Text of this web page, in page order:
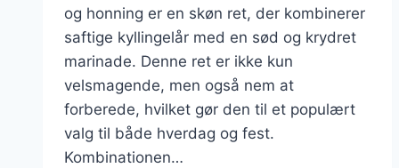
og honning er en skøn ret, der kombinerer
saftige kyllingelår med en sød og krydret
marinade. Denne ret er ikke kun
velsmagende, men også nem at
forberede, hvilket gør den til et populært
valg til både hverdag og fest.
Kombinationen…